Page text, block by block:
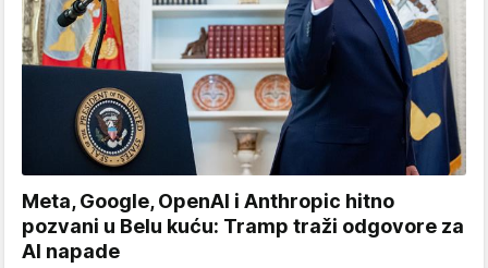
Meta, Google, OpenAI i Anthropic hitno
pozvani u Belu kuću: Tramp traži odgovore za
AI napade